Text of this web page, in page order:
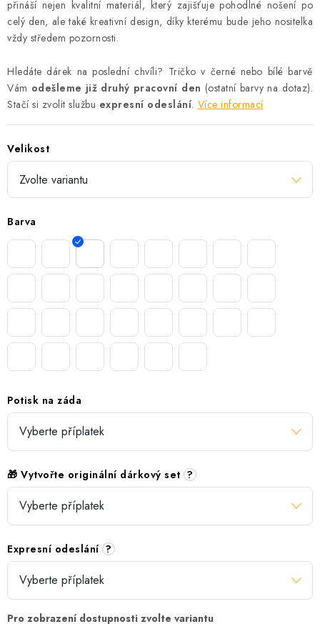
přináší nejen kvalitní materiál, který zajišťuje pohodlné nošení po
celý den, ale také kreativní design, díky kterému bude jeho nositelka
vždy středem pozornosti.
Hledáte dárek na poslední chvíli? Tričko v černé nebo bílé barvě
Vám odešleme již druhý pracovní den (ostatní barvy na dotaz).
Stačí si zvolit službu expresní odeslání. Více informací
Velikost
Barva
Potisk na záda
🎁 Vytvořte originální dárkový set ?
Expresní odeslání ?